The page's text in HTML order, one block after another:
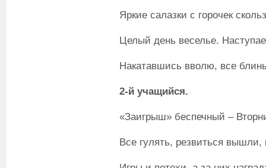
Яркие салазки с горочек
Целый день веселье.
Накатавшись вволю, все
2-й учащийся.
«Заигрыш» беспечный –
Все гулять, резвиться вышли,